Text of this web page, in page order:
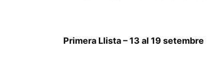
Primera Llista – 13 al 19 setembre